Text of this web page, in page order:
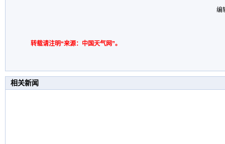
编
转载请注明“来源：中国天气网”。
相关新闻